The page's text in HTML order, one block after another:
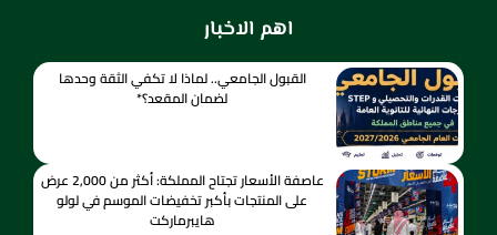
اهم الاخبار
القبول الجامعي.. لماذا لا تكفي الثقة وحدها
لضمان المقعد؟*
عاصفة الأسعار تجتاح المملكة: أكثر من 2,000 عرض
على المنتجات بأكبر تخفيضات الموسم في لولو
هايبرماركت